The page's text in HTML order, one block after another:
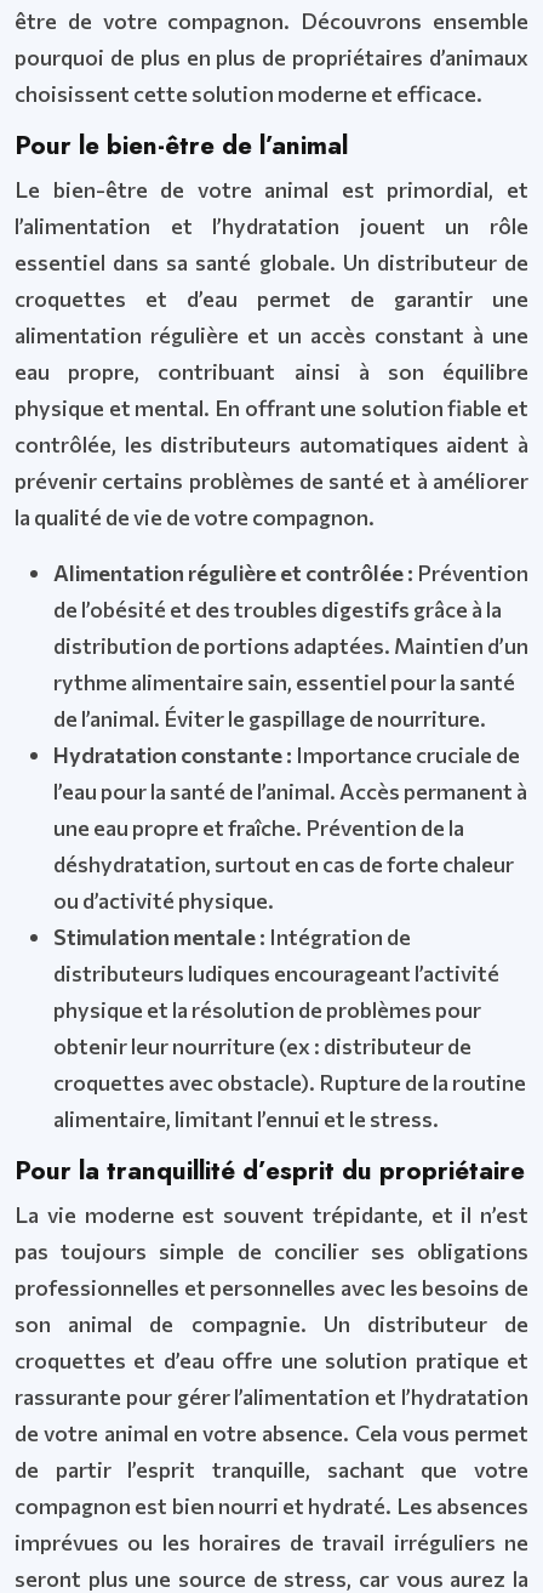
être de votre compagnon. Découvrons ensemble
pourquoi de plus en plus de propriétaires d’animaux
choisissent cette solution moderne et efficace.
Pour le bien-être de l’animal
Le bien-être de votre animal est primordial, et
l’alimentation et l’hydratation jouent un rôle
essentiel dans sa santé globale. Un distributeur de
croquettes et d’eau permet de garantir une
alimentation régulière et un accès constant à une
eau propre, contribuant ainsi à son équilibre
physique et mental. En offrant une solution fiable et
contrôlée, les distributeurs automatiques aident à
prévenir certains problèmes de santé et à améliorer
la qualité de vie de votre compagnon.
Alimentation régulière et contrôlée : Prévention
de l’obésité et des troubles digestifs grâce à la
distribution de portions adaptées. Maintien d’un
rythme alimentaire sain, essentiel pour la santé
de l’animal. Éviter le gaspillage de nourriture.
Hydratation constante : Importance cruciale de
l’eau pour la santé de l’animal. Accès permanent à
une eau propre et fraîche. Prévention de la
déshydratation, surtout en cas de forte chaleur
ou d’activité physique.
Stimulation mentale : Intégration de
distributeurs ludiques encourageant l’activité
physique et la résolution de problèmes pour
obtenir leur nourriture (ex : distributeur de
croquettes avec obstacle). Rupture de la routine
alimentaire, limitant l’ennui et le stress.
Pour la tranquillité d’esprit du propriétaire
La vie moderne est souvent trépidante, et il n’est
pas toujours simple de concilier ses obligations
professionnelles et personnelles avec les besoins de
son animal de compagnie. Un distributeur de
croquettes et d’eau offre une solution pratique et
rassurante pour gérer l’alimentation et l’hydratation
de votre animal en votre absence. Cela vous permet
de partir l’esprit tranquille, sachant que votre
compagnon est bien nourri et hydraté. Les absences
imprévues ou les horaires de travail irréguliers ne
seront plus une source de stress, car vous aurez la